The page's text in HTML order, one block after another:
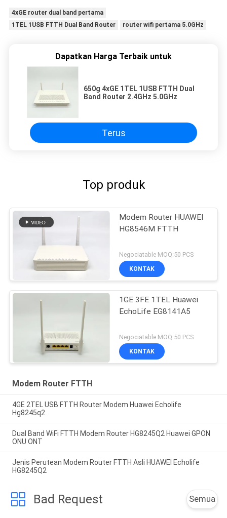
4xGE router dual band pertama
1TEL 1USB FTTH Dual Band Router
router wifi pertama 5.0GHz
Dapatkan Harga Terbaik untuk
650g 4xGE 1TEL 1USB FTTH Dual
Band Router 2.4GHz 5.0GHz
Terus
Top produk
Modem Router HUAWEI
HG8546M FTTH
Negociatable MOQ:50 PCS
KONTAK
1GE 3FE 1TEL Huawei
EchoLife EG8141A5
Negociatable MOQ:50 PCS
KONTAK
Modem Router FTTH
4GE 2TEL USB FTTH Router Modem Huawei Echolife
Hg8245q2
Dual Band WiFi FTTH Modem Router HG8245Q2 Huawei GPON
ONU ONT
Jenis Perutean Modem Router FTTH Asli HUAWEI Echolife
HG8245Q2
Bad Request Semua